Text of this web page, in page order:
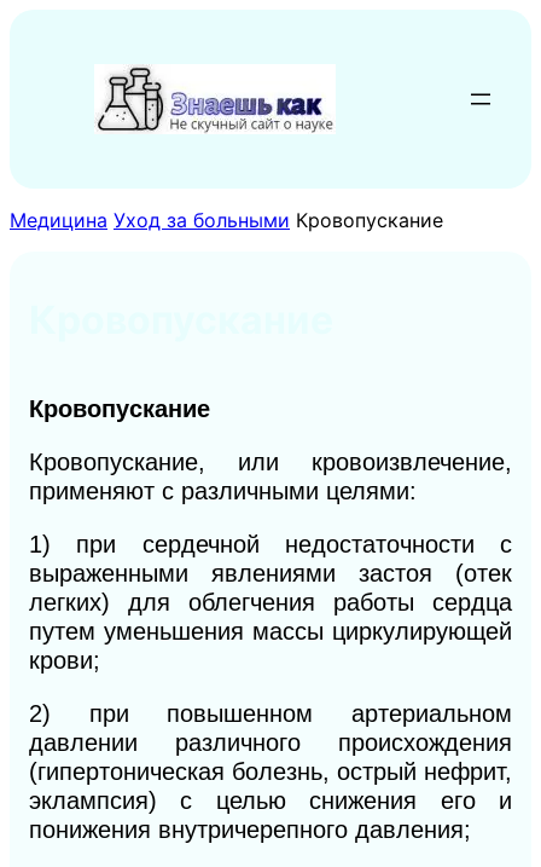
содержимому
Медицина Уход за больными Кровопускание
Кровопускание
Кровопускание, или кровоизвлечение,
применяют с различными целями:
1)
при сердечной недостаточности с
выраженными явлениями застоя (отек
легких) для облегчения работы сердца
путем уменьшения массы циркулирующей
крови;
2)
при повышенном артериальном
давлении различного происхождения
(гипертоническая болезнь, острый нефрит,
эклампсия) с целью снижения его и
понижения внутричерепного давления;